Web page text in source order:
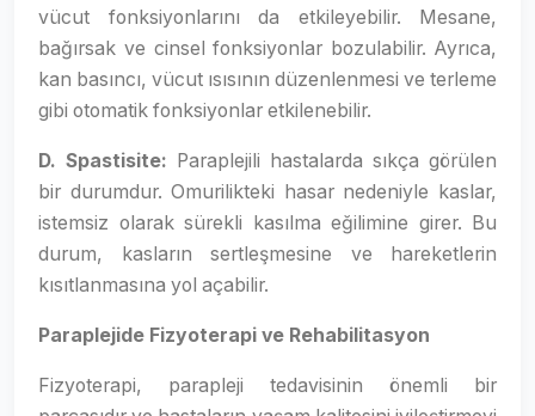
vücut fonksiyonlarını da etkileyebilir. Mesane,
bağırsak ve cinsel fonksiyonlar bozulabilir. Ayrıca,
kan basıncı, vücut ısısının düzenlenmesi ve terleme
gibi otomatik fonksiyonlar etkilenebilir.
D. Spastisite: Paraplejili hastalarda sıkça görülen
bir durumdur. Omurilikteki hasar nedeniyle kaslar,
istemsiz olarak sürekli kasılma eğilimine girer. Bu
durum, kasların sertleşmesine ve hareketlerin
kısıtlanmasına yol açabilir.
Paraplejide Fizyoterapi ve Rehabilitasyon
Fizyoterapi, parapleji tedavisinin önemli bir